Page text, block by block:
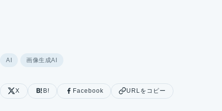
AI 画像生成AI
X B! Facebook URLをコピー